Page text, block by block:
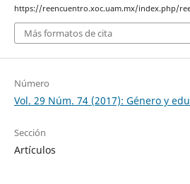
https://reencuentro.xoc.uam.mx/index.php/
Más formatos de cita
Número
Vol. 29 Núm. 74 (2017): Género y
Sección
Artículos